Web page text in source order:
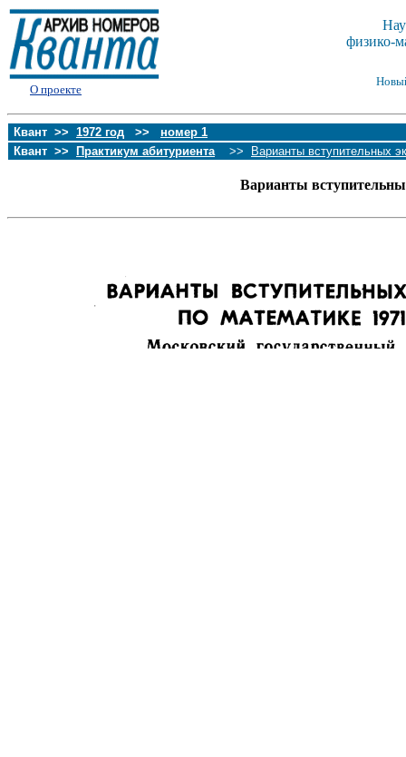
О проекте
физико-
Квант >> 1972 год >> номер 1
Квант >>
Практикум абитуриента >> Варианты вступительных
Варианты